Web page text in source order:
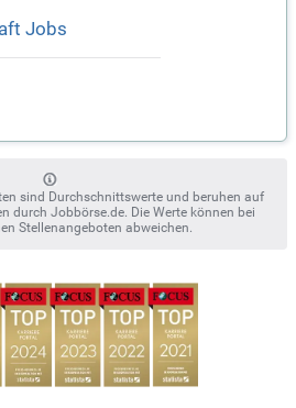
Jobs
sind Durchschnittswerte und beruhen auf
durch Jobbörse.de. Die Werte können bei
Stellenangeboten abweichen.